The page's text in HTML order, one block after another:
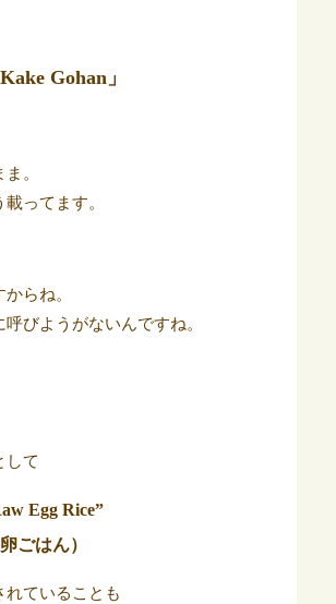
Gohan」
。
ってます。
らね。
呼びようがないんですね。
して
Egg Rice”
ごはん）
れていることも